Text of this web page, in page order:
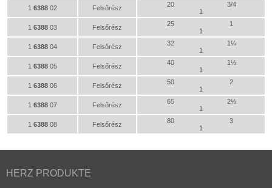
1 638802 Felsőrész 20
3/4
1
1 638803 Felsőrész 25
1
1
1 638804 Felsőrész 32
1¼
1
1 638805 Felsőrész 40
1½
1
1 638806 Felsőrész 50
2
1
1 638807 Felsőrész 65
2½
1
1 638808 Felsőrész 80
3
1
HERZ PRODUKTE